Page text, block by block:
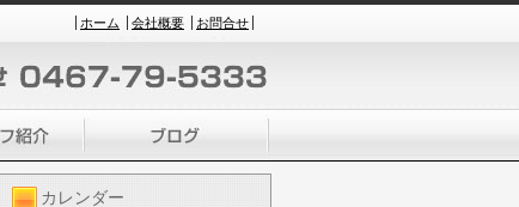
ホーム 会社概要 お問合せ
カレンダー